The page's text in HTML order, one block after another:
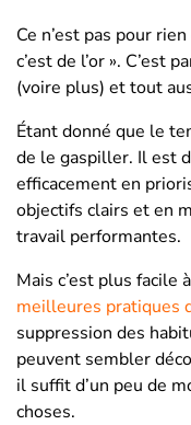
Ce n’est pas pour
c’est de l’or ». C’est
(voire plus) et tout
Étant donné que le
de le gaspiller. Il est
efficacement en
objectifs clairs et en
travail performantes.
Mais c’est plus facile
meilleures pratiques
suppression des
peuvent sembler
il suffit d’un peu de
choses.